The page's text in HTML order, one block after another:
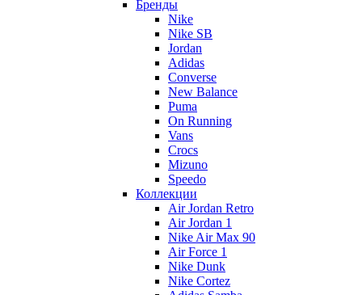
Бренды
Nike
Nike SB
Jordan
Adidas
Converse
New Balance
Puma
On Running
Vans
Crocs
Mizuno
Speedo
Коллекции
Air Jordan Retro
Air Jordan 1
Nike Air Max 90
Air Force 1
Nike Dunk
Nike Cortez